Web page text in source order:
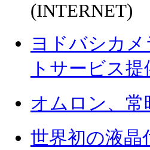
(INTERNET)
ヨドバシカ
トサービス提
オムロン、常
世界初の液晶